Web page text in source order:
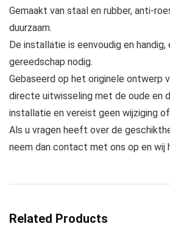
Gemaakt van staal en rubber, anti-
duurzaam.
De installatie is eenvoudig en handig,
gereedschap nodig.
Gebaseerd op het originele ontwerp
directe uitwisseling met de oude en
installatie en vereist geen wijziging
Als u vragen heeft over de
neem dan contact met ons op en wij
Related Products